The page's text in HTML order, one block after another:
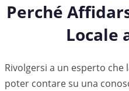
Perché
Locale
Rivolgersi a un esperto che
poter contare su una